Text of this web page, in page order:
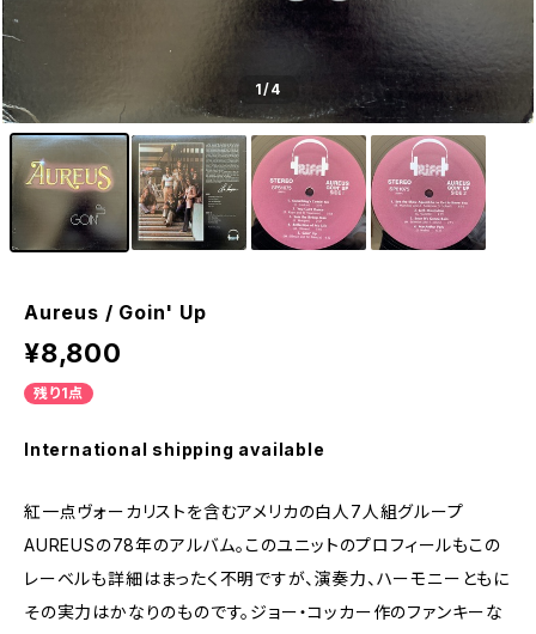
1/4
Aureus / Goin' Up
¥8,800
残り1点
International shipping available
紅一点ヴォーカリストを含むアメリカの白人7人組グループ
AUREUSの78年のアルバム。このユニットのプロフィールもこの
レーベルも詳細はまったく不明ですが、演奏力、ハーモニーともに
その実力はかなりのものです。ジョー・コッカー作のファンキーな